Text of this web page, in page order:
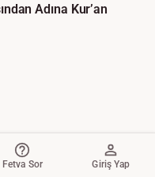
Adına Kur’an
Fetva Sor Giriş Yap